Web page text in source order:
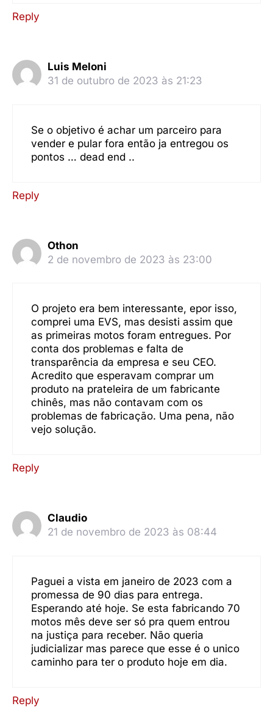
Reply
Luis Meloni
31 de outubro de 2023 às 21:23
Se o objetivo é achar um parceiro para
vender e pular fora então ja entregou os
pontos … dead end ..
Reply
Othon
2 de novembro de 2023 às 23:00
O projeto era bem interessante, epor isso,
comprei uma EVS, mas desisti assim que
as primeiras motos foram entregues. Por
conta dos problemas e falta de
transparência da empresa e seu CEO.
Acredito que esperavam comprar um
produto na prateleira de um fabricante
chinês, mas não contavam com os
problemas de fabricação. Uma pena, não
vejo solução.
Reply
Claudio
21 de novembro de 2023 às 08:44
Paguei a vista em janeiro de 2023 com a
promessa de 90 dias para entrega.
Esperando até hoje. Se esta fabricando 70
motos mês deve ser só pra quem entrou
na justiça para receber. Não queria
judicializar mas parece que esse é o unico
caminho para ter o produto hoje em dia.
Reply